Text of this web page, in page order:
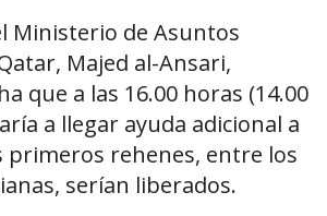
Ministerio de Asuntos
Majed al-Ansari,
que a las 16.00 horas (14.00
a llegar ayuda adicional a
primeros rehenes, entre los
serían liberados.